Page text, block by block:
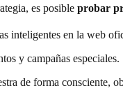
es posible probar
inteligentes en la web
y campañas especiales.
de forma consciente,